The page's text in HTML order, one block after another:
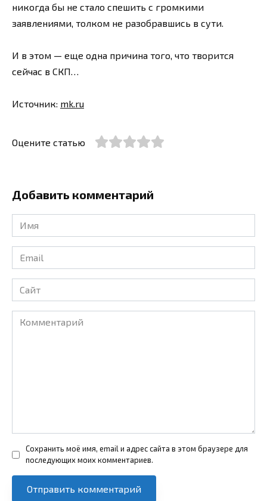
никогда бы не стало спешить с громкими
заявлениями, толком не разобравшись в сути.
И в этом — еще одна причина того, что творится
сейчас в СКП…
Источник: mk.ru
Оцените статью
Добавить комментарий
Имя
*
Email
*
Сайт
Комментарий
Сохранить моё имя, email и адрес сайта в этом браузере для
последующих моих комментариев.